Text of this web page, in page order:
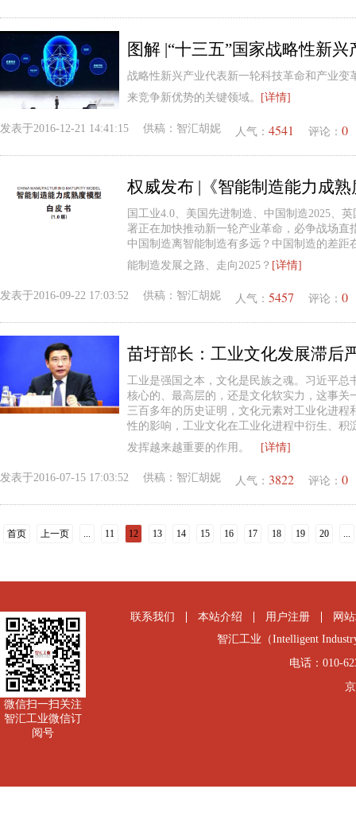
图解 |“十三五”国家战略性新
战略性新兴产业代表新一轮科技革命和产业变
来竞争新优势的关键领域。
[详情]
发表于2016-12-21 14:41:15 供稿： 智汇胡妮 人气： 4541 评论： 0
权威发布 |《智能制造能力成
国工业4.0、美国先进制造、中国制造2025、
署正在加快推动新一轮产业革命，必争战场直
中国制造离智能制造有多远？中国制造的差
能制造发展之路、走向2025？ [详情]
发表于2016-09-22 17:03:52 供稿： 智汇胡妮 人气： 5457 评论： 0
苗圩部长：工业文化发展滞后
工业是强国之本，文化是民族之魂。习近平总
核心的、最高层的，还是文化软实力，这事关
三百多年的历史证明，文化元素对工业化进
性的影响，工业文化在工业化进程中衍生、积
发挥越来越重要的作用。
[详情]
发表于2016-07-15 17:03:52 供稿： 智汇胡妮 人气： 3822 评论： 0
首页 上一页 ... 11 12 13 14 15 16 17 18 19 20 ...
微信扫一扫关注
智汇工业微信订
阅号
联系我们 本站介绍 用户注册
网
智汇工业（Intelligent
电话：010-